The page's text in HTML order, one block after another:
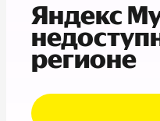
Яндекс
регионе